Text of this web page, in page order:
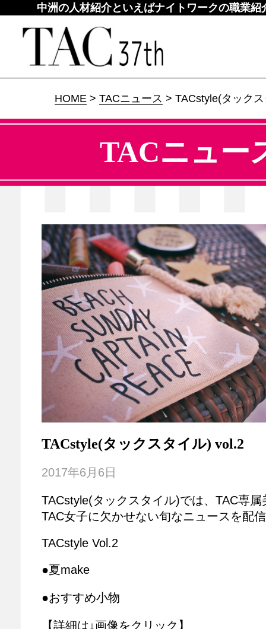
中洲の人材紹介といえばナイトワークの職業紹
HOME > TACニュース > TACstyle(タック
TACニュー
TACstyle(タックスタイル) vol.2
2017年6月6日
TACstyle(タックスタイル)では、TAC専
TAC女子に欠かせない旬なニュースを配
TACstyle Vol.2
●夏make
●おすすめ小物
【詳細は↓画像をクリック】